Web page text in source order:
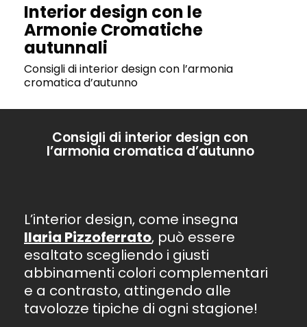
Interior design con le
Armonie Cromatiche
autunnali
Consigli di interior design con l’armonia
cromatica d’autunno
Consigli di interior design con
l’armonia cromatica d’autunno
L’interior design, come insegna
Ilaria Pizzoferrato, può essere
esaltato scegliendo i giusti
abbinamenti colori complementari
e a contrasto, attingendo alle
tavolozze tipiche di ogni stagione!